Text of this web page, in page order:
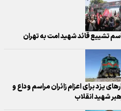
قطار‌های یزد برای اعزام زائران مراسم وداع و
شهید انقلاب